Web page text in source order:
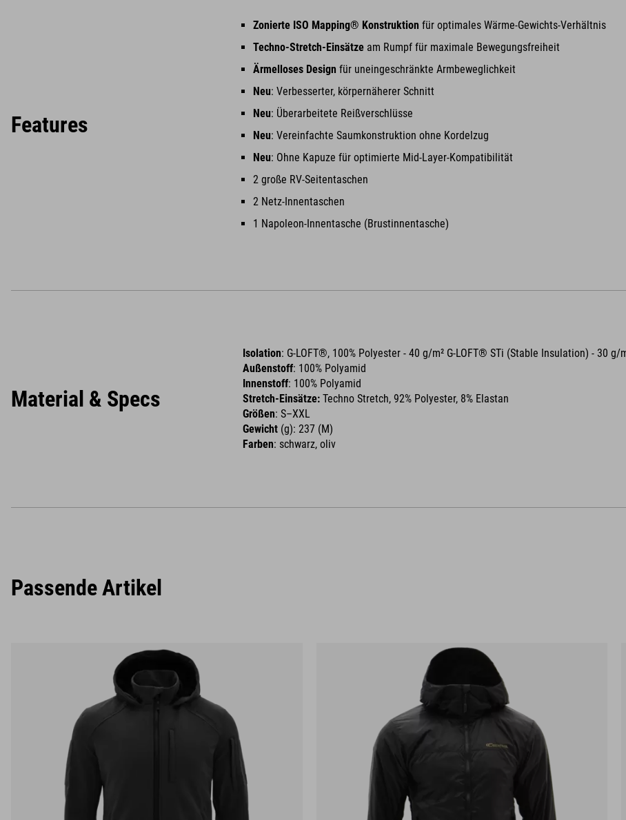
Features
Zonierte ISO Mapping® Konstruktion für optimales Wärme-Gewichts-Verhältnis
Techno-Stretch-Einsätze am Rumpf für maximale Bewegungsfreiheit
Ärmelloses Design für uneingeschränkte Armbeweglichkeit
Neu: Verbesserter, körpernäherer Schnitt
Neu: Überarbeitete Reißverschlüsse
Neu: Vereinfachte Saumkonstruktion ohne Kordelzug
Neu: Ohne Kapuze für optimierte Mid-Layer-Kompatibilität
2 große RV-Seitentaschen
2 Netz-Innentaschen
1 Napoleon-Innentasche (Brustinnentasche)
Material & Specs
Isolation: G-LOFT®, 100% Polyester - 40 g/m² G-LOFT® STi (Stable Insulation) - 30
Außenstoff: 100% Polyamid
Innenstoff: 100% Polyamid
Stretch-Einsätze: Techno Stretch, 92% Polyester, 8% Elastan
Größen: S–XXL
Gewicht (g): 237 (M)
Farben: schwarz, oliv
Passende Artikel